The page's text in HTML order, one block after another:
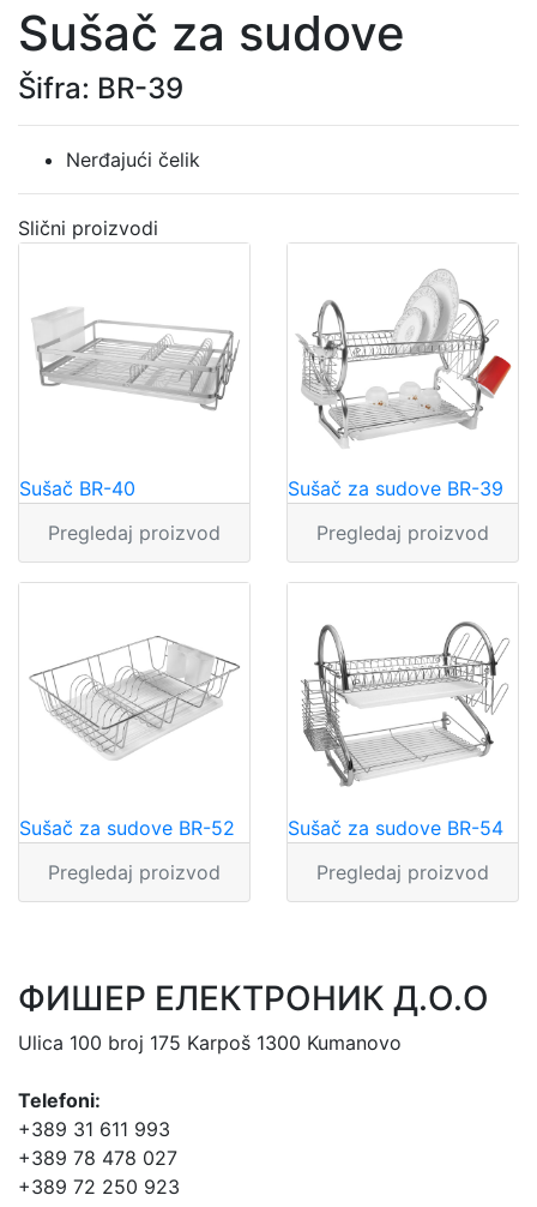
Sušač za sudove
Šifra: BR-39
Nerđajući čelik
Slični proizvodi
Sušač BR-40
Pregledaj proizvod
Sušač za sudove BR-39
Pregledaj proizvod
Sušač za sudove BR-52
Pregledaj proizvod
Sušač za sudove BR-54
Pregledaj proizvod
ФИШЕР ЕЛЕКТРОНИК Д.О.О
Ulica 100 broj 175 Karpoš 1300 Kumanovo
Telefoni:
+389 31 611 993
+389 78 478 027
+389 72 250 923